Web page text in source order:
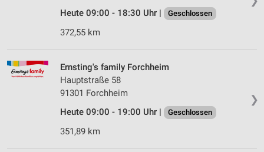
Heute 09:00 - 18:30 Uhr |
Geschlossen
372,55 km
❯
Ernsting's family Forchheim
Hauptstraße 58
91301 Forchheim
Heute 09:00 - 19:00 Uhr |
Geschlossen
351,89 km
Erstellung von Profilen zur Personalisierung
von Inhalten
personalisierter Inhalte
Messung der Werbeleistung
Messung der Performance von Inhalten
Analyse von Zielgruppen durch Statistiken oder